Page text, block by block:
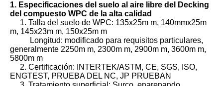
1. Especificaciones del suelo al aire libre del Decking
del compuesto WPC de la alta calidad
1. Talla del suelo de WPC: 135x25m m, 140mmx25m
m, 145x23m m, 150x25m m
Longitud: modificado para requisitos particulares,
generalmente 2250m m, 2300m m, 2900m m, 3600m m,
5800m m
2. Certificación: INTERTEK/ASTM, CE, SGS, ISO,
ENGTEST, PRUEBA DEL NC, JP PRUEBAN